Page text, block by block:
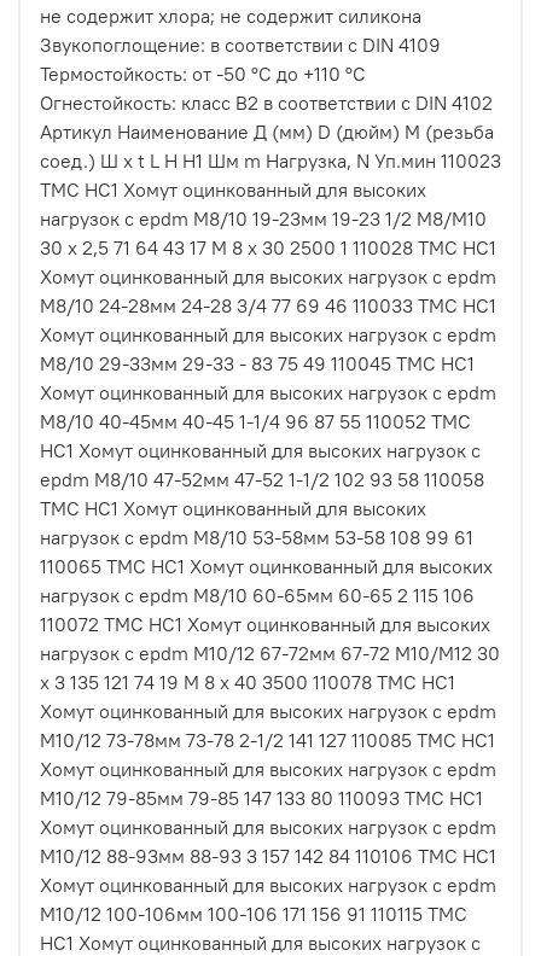
не содержит хлора; не содержит силикона
Звукопоглощение: в соответствии с DIN 4109
Термостойкость: от -50 °C до +110 °C
Огнестойкость: класс B2 в соответствии с DIN 4102
Артикул Наименование Д (мм) D (дюйм) М (резьба
соед.) Ш х t L H H1 Шм m Нагрузка, N Уп.мин 110023
ТМС НС1 Хомут оцинкованный для высоких
нагрузок с epdm M8/10 19-23мм 19-23 1/2 M8/M10
30 х 2,5 71 64 43 17 М 8 х 30 2500 1 110028 ТМС НС1
Хомут оцинкованный для высоких нагрузок с epdm
M8/10 24-28мм 24-28 3/4 77 69 46 110033 ТМС НС1
Хомут оцинкованный для высоких нагрузок с epdm
M8/10 29-33мм 29-33 - 83 75 49 110045 ТМС НС1
Хомут оцинкованный для высоких нагрузок с epdm
M8/10 40-45мм 40-45 1-1/4 96 87 55 110052 ТМС
НС1 Хомут оцинкованный для высоких нагрузок с
epdm M8/10 47-52мм 47-52 1-1/2 102 93 58 110058
ТМС НС1 Хомут оцинкованный для высоких
нагрузок с epdm M8/10 53-58мм 53-58 108 99 61
110065 ТМС НС1 Хомут оцинкованный для высоких
нагрузок с epdm M8/10 60-65мм 60-65 2 115 106
110072 ТМС НС1 Хомут оцинкованный для высоких
нагрузок с epdm M10/12 67-72мм 67-72 M10/M12 30
х 3 135 121 74 19 М 8 х 40 3500 110078 ТМС НС1
Хомут оцинкованный для высоких нагрузок с epdm
M10/12 73-78мм 73-78 2-1/2 141 127 110085 ТМС НС1
Хомут оцинкованный для высоких нагрузок с epdm
M10/12 79-85мм 79-85 147 133 80 110093 ТМС НС1
Хомут оцинкованный для высоких нагрузок с epdm
M10/12 88-93мм 88-93 3 157 142 84 110106 ТМС НС1
Хомут оцинкованный для высоких нагрузок с epdm
M10/12 100-106мм 100-106 171 156 91 110115 ТМС
НС1 Хомут оцинкованный для высоких нагрузок с